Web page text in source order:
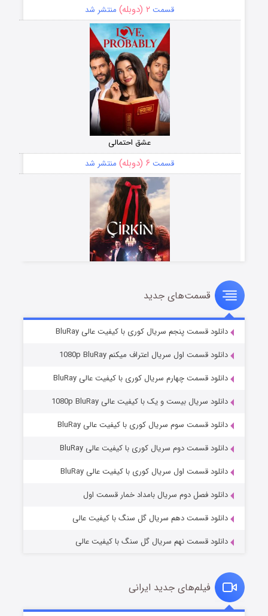
قسمت ۲ (دوبله) منتشر شد
عشق احتمالی
قسمت ۶ (دوبله) منتشر شد
سریال زشت
قسمت۵ (زیرنویس) منتشر شد
وستی ها
قسمت۱ (زیرنویس) منتشر شد
قسمت‌های جدید
دانلود قسمت پنجم سریال کوری با کیفیت عالی BluRay
دانلود قسمت اول سریال اعتراف میکنم 1080p BluRay
دانلود قسمت چهارم سریال کوری با کیفیت عالی BluRay
دانلود سریال بیست و یک با کیفیت عالی 1080p BluRay
دانلود قسمت سوم سریال کوری با کیفیت عالی BluRay
دانلود قسمت دوم سریال کوری با کیفیت عالی BluRay
دانلود قسمت اول سریال کوری با کیفیت عالی BluRay
دانلود فصل دوم سریال بامداد خمار قسمت اول
دانلود قسمت دهم سریال گل سنگ با کیفیت عالی
دانلود قسمت نهم سریال گل سنگ با کیفیت عالی
فیلم‌های جدید ایرانی